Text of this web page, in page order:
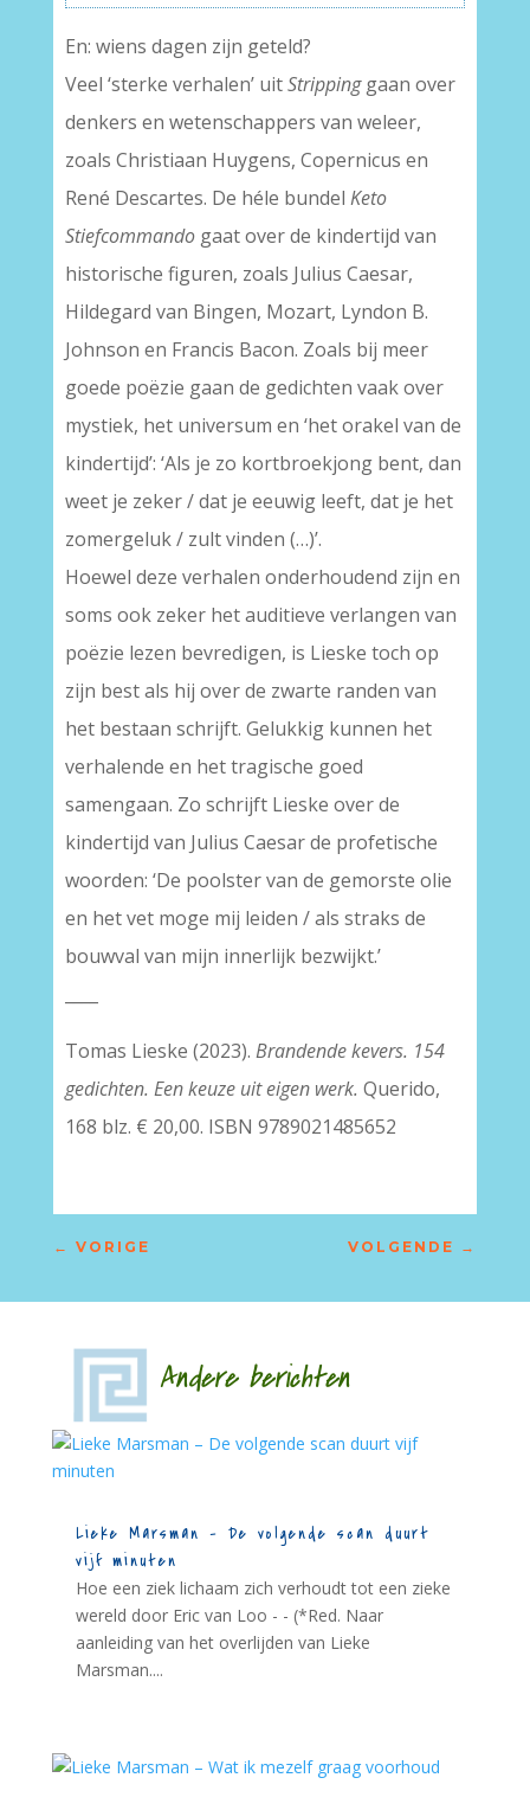
En: wiens dagen zijn geteld?
Veel ‘sterke verhalen’ uitStrippinggaan over
denkers en wetenschappers van weleer,
zoals Christiaan Huygens, Copernicus en
René Descartes. De héle bundel Keto
Stiefcommandogaat over de kindertijd van
historische figuren, zoals Julius Caesar,
Hildegard van Bingen, Mozart, Lyndon B.
Johnson en Francis Bacon. Zoals bij meer
goede poëzie gaan de gedichten vaak over
mystiek, het universum en ‘het orakel van de
kindertijd’: ‘Als je zo kortbroekjong bent, dan
weet je zeker / dat je eeuwig leeft, dat je het
zomergeluk / zult vinden (…)’.
Hoewel deze verhalen onderhoudend zijn en
soms ook zeker het auditieve verlangen van
poëzie lezen bevredigen, is Lieske toch op
zijn best als hij over de zwarte randen van
het bestaan schrijft. Gelukkig kunnen het
verhalende en het tragische goed
samengaan. Zo schrijft Lieske over de
kindertijd van Julius Caesar de profetische
woorden: ‘De poolster van de gemorste olie
en het vet moge mij leiden / als straks de
bouwval van mijn innerlijk bezwijkt.’
Tomas Lieske (2023). Brandende kevers. 154
gedichten. Een keuze uit eigen werk. Querido,
168 blz. € 20,00. ISBN 9789021485652
← VORIGE VOLGENDE →
Andere berichten
Lieke Marsman – De volgende scan duurt
vijf minuten
Hoe een ziek lichaam zich verhoudt tot een zieke
wereld door Eric van Loo - - (*Red. Naar
aanleiding van het overlijden van Lieke
Marsman....